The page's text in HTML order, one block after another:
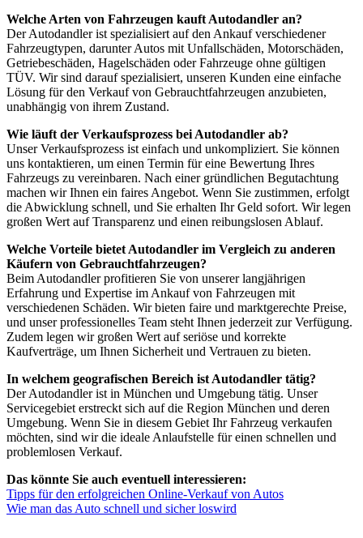
Welche Arten von Fahrzeugen kauft Autodandler an?
Der Autodandler ist spezialisiert auf den Ankauf verschiedener
Fahrzeugtypen, darunter Autos mit Unfallschäden, Motorschäden,
Getriebeschäden, Hagelschäden oder Fahrzeuge ohne gültigen
TÜV. Wir sind darauf spezialisiert, unseren Kunden eine einfache
Lösung für den Verkauf von Gebrauchtfahrzeugen anzubieten,
unabhängig von ihrem Zustand.
Wie läuft der Verkaufsprozess bei Autodandler ab?
Unser Verkaufsprozess ist einfach und unkompliziert. Sie können
uns kontaktieren, um einen Termin für eine Bewertung Ihres
Fahrzeugs zu vereinbaren. Nach einer gründlichen Begutachtung
machen wir Ihnen ein faires Angebot. Wenn Sie zustimmen, erfolgt
die Abwicklung schnell, und Sie erhalten Ihr Geld sofort. Wir legen
großen Wert auf Transparenz und einen reibungslosen Ablauf.
Welche Vorteile bietet Autodandler im Vergleich zu anderen
Käufern von Gebrauchtfahrzeugen?
Beim Autodandler profitieren Sie von unserer langjährigen
Erfahrung und Expertise im Ankauf von Fahrzeugen mit
verschiedenen Schäden. Wir bieten faire und marktgerechte Preise,
und unser professionelles Team steht Ihnen jederzeit zur Verfügung.
Zudem legen wir großen Wert auf seriöse und korrekte
Kaufverträge, um Ihnen Sicherheit und Vertrauen zu bieten.
In welchem geografischen Bereich ist Autodandler tätig?
Der Autodandler ist in München und Umgebung tätig. Unser
Servicegebiet erstreckt sich auf die Region München und deren
Umgebung. Wenn Sie in diesem Gebiet Ihr Fahrzeug verkaufen
möchten, sind wir die ideale Anlaufstelle für einen schnellen und
problemlosen Verkauf.
Das könnte Sie auch eventuell interessieren:
Tipps für den erfolgreichen Online-Verkauf von Autos
Wie man das Auto schnell und sicher loswird